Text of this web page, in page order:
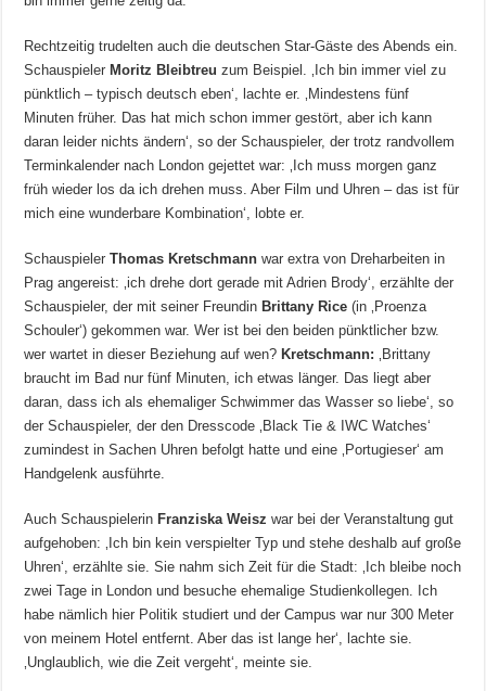
Rechtzeitig trudelten auch die deutschen Star-Gäste des Abends ein.
Schauspieler Moritz Bleibtreu zum Beispiel. ‚Ich bin immer viel zu
pünktlich – typisch deutsch eben‘, lachte er. ‚Mindestens fünf
Minuten früher. Das hat mich schon immer gestört, aber ich kann
daran leider nichts ändern‘, so der Schauspieler, der trotz randvollem
Terminkalender nach London gejettet war: ‚Ich muss morgen ganz
früh wieder los da ich drehen muss. Aber Film und Uhren – das ist für
mich eine wunderbare Kombination‘, lobte er.
SchauspielerThomas Kretschmann war extra von Dreharbeiten in
Prag angereist: ‚ich drehe dort gerade mit Adrien Brody‘, erzählte der
Schauspieler, der mit seiner Freundin Brittany Rice (in ‚Proenza
Schouler‘) gekommen war. Wer ist bei den beiden pünktlicher bzw.
wer wartet in dieser Beziehung auf wen? Kretschmann: ‚Brittany
braucht im Bad nur fünf Minuten, ich etwas länger. Das liegt aber
daran, dass ich als ehemaliger Schwimmer das Wasser so liebe‘, so
der Schauspieler, der den Dresscode ‚Black Tie & IWC Watches‘
zumindest in Sachen Uhren befolgt hatte und eine ‚Portugieser‘ am
Handgelenk ausführte.
Auch Schauspielerin Franziska Weisz war bei der Veranstaltung gut
aufgehoben: ‚Ich bin kein verspielter Typ und stehe deshalb auf große
Uhren‘, erzählte sie. Sie nahm sich Zeit für die Stadt: ‚Ich bleibe noch
zwei Tage in London und besuche ehemalige Studienkollegen. Ich
habe nämlich hier Politik studiert und der Campus war nur 300 Meter
von meinem Hotel entfernt. Aber das ist lange her‘, lachte sie.
‚Unglaublich, wie die Zeit vergeht‘, meinte sie.